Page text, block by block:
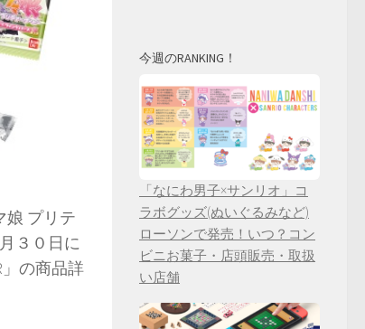
プリテ
３０日に
の商品詳
今週のRANKING！
「なにわ男子×サンリオ」コ
ラボグッズ(ぬいぐるみなど)
ローソンで発売！いつ？コン
ビニお菓子・店頭販売・取扱
い店舗